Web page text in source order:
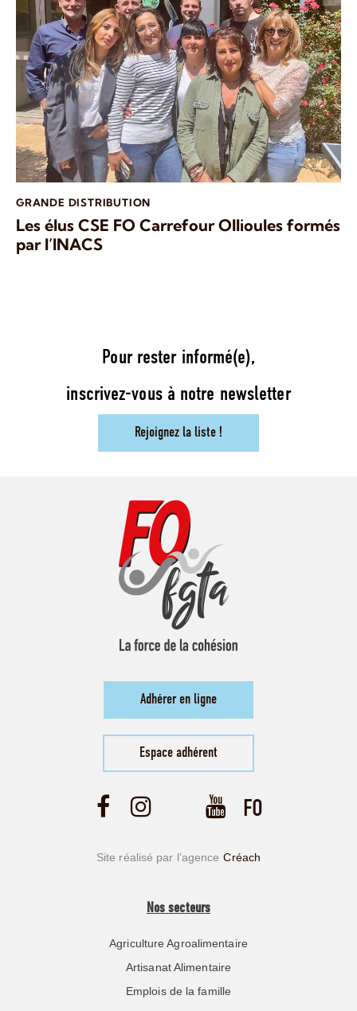
GRANDE DISTRIBUTION
Les élus CSE FO Carrefour Ollioules formés
par l’INACS
Pour rester informé(e),
inscrivez-vous à notre newsletter
Rejoignez la liste !
Adhérer en ligne
Espace adhérent
Site réalisé par l’agence Créach
Nos secteurs
Agriculture Agroalimentaire
Artisanat Alimentaire
Emplois de la famille